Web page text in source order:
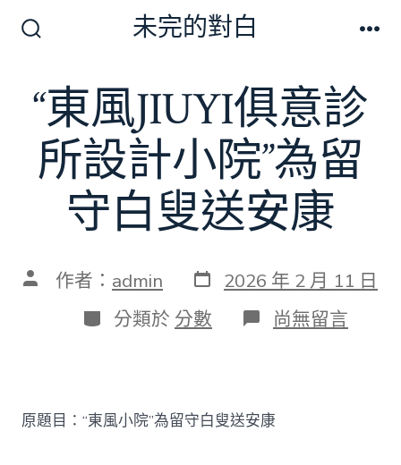
切
換
開
關
未完的對白
“東風JIUYI俱意診
所設計小院”為留
守白叟送安康
文 作者： admin 發
表
日
期
2026 年 2 月 11 日
分
類
分類於 分數 在
〈“東
意
診
尚無留言
原題目：“東風小院”為留守白叟送安康